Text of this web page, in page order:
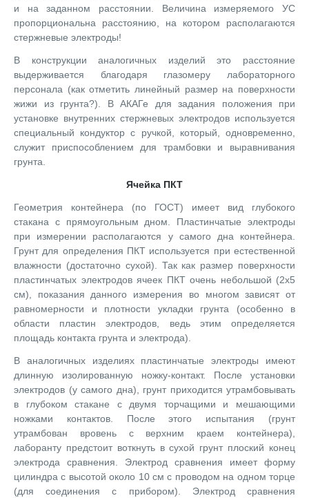
и на заданном расстоянии. Величина измеряемого УС
пропорциональна расстоянию, на котором располагаются
стержневые электроды!
В конструкции аналогичных изделий это расстояние
выдерживается благодаря глазомеру лабораторного
персонала (как отметить линейный размер на поверхности
жижи из грунта?). В АКАГе для задания положения при
установке внутренних стержневых электродов используется
специальный кондуктор с ручкой, который, одновременно,
служит приспособлением для трамбовки и выравнивания
грунта.
Ячейка ПКТ
Геометрия контейнера (по ГОСТ) имеет вид глубокого
стакана с прямоугольным дном. Пластинчатые электроды
при измерении располагаются у самого дна контейнера.
Грунт для определения ПКТ используется при естественной
влажности (достаточно сухой). Так как размер поверхности
пластинчатых электродов ячеек ПКТ очень небольшой (2х5
см), показания данного измерения во многом зависят от
равномерности и плотности укладки грунта (особенно в
области пластин электродов, ведь этим определяется
площадь контакта грунта и электрода).
В аналогичных изделиях пластинчатые электроды имеют
длинную изолированную ножку-контакт. После установки
электродов (у самого дна), грунт приходится утрамбовывать
в глубоком стакане с двумя торчащими и мешающими
ножками контактов. После этого испытания (грунт
утрамбован вровень с верхним краем контейнера),
лаборанту предстоит воткнуть в сухой грунт плоский конец
электрода сравнения. Электрод сравнения имеет форму
цилиндра с высотой около 10 см с проводом на одном торце
(для соединения с прибором). Электрод сравнения